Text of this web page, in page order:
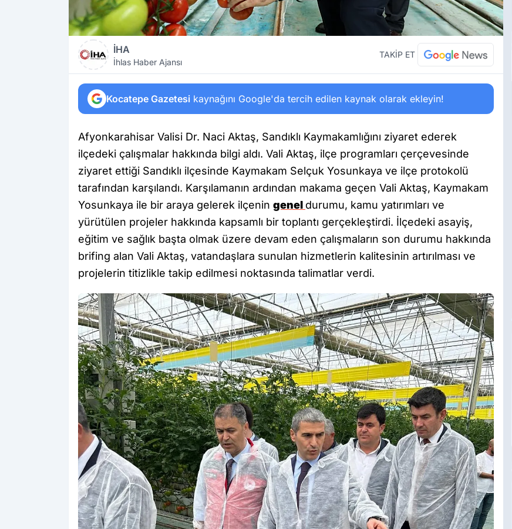
İHA
İhlas Haber Ajansı
TAKİP ET
Kocatepe Gazetesi kaynağını Google'da tercih edilen kaynak olarak ekleyin!
Afyonkarahisar Valisi Dr. Naci Aktaş, Sandıklı Kaymakamlığını ziyaret ederek
ilçedeki çalışmalar hakkında bilgi aldı. Vali Aktaş, ilçe programları çerçevesinde
ziyaret ettiği Sandıklı ilçesinde Kaymakam Selçuk Yosunkaya ve ilçe protokolü
tarafından karşılandı. Karşılamanın ardından makama geçen Vali Aktaş, Kaymakam
Yosunkaya ile bir araya gelerek ilçenin genel durumu, kamu yatırımları ve
yürütülen projeler hakkında kapsamlı bir toplantı gerçekleştirdi. İlçedeki asayiş,
eğitim ve sağlık başta olmak üzere devam eden çalışmaların son durumu hakkında
brifing alan Vali Aktaş, vatandaşlara sunulan hizmetlerin kalitesinin artırılması ve
projelerin titizlikle takip edilmesi noktasında talimatlar verdi.